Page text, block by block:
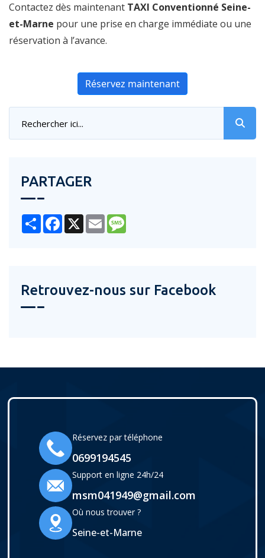
Contactez dès maintenant TAXI Conventionné Seine-
et-Marne pour une prise en charge immédiate ou une
réservation à l’avance.
Réservez maintenant
PARTAGER
Share Facebook
X Email
Retrouvez-nous sur Facebook
Réservez par téléphone
0699194545
Support en ligne 24h/24
msm041949@gmail.com
Où nous trouver ?
Seine-et-Marne